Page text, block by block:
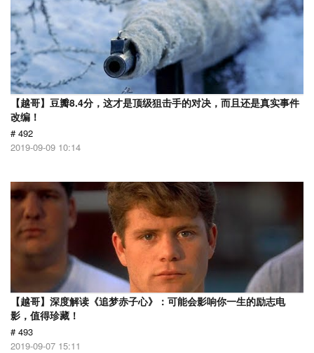
【越哥】豆瓣8.4分，这才是顶级狙击手的对决，而且还是真实事件
改编！
# 492
2019-09-09 10:14
【越哥】深度解读《追梦赤子心》：可能会影响你一生的励志电
影，值得珍藏！
# 493
2019-09-07 15:11